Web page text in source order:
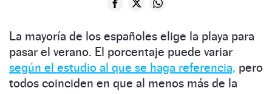
La mayoría de los españoles elige la playa para
pasar el verano. El porcentaje puede variar
según el estudio al que se haga referencia, pero
todos coinciden en que al menos más de la